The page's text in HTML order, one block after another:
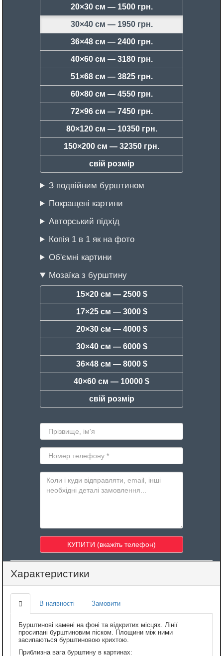
20×30 см — 1500 грн.
30×40 см — 1950 грн.
36×48 см — 2400 грн.
40×60 см — 3180 грн.
51×68 см — 3825 грн.
60×80 см — 4550 грн.
72×96 см — 7450 грн.
80×120 см — 10350 грн.
150×200 см — 32350 грн.
свій розмір
З подвійним бурштином
Покращені картини
Авторський підхід
Копія 1 в 1 як на фото
Об'ємні картини
Мозаїка з бурштину
15×20 см — 2500 $
17×25 см — 3000 $
20×30 см — 4000 $
30×40 см — 6000 $
36×48 см — 8000 $
40×60 см — 10000 $
свій розмір
Характеристики
В наявності Замовити
Бурштинові камені на фоні та відкритих місцях. Лінії
просипані бурштиновим піском. Площини між ними
засипаються бурштиновою крихтою.
Приблизна вага бурштину в картинах: